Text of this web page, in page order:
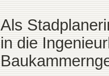
Als
in die